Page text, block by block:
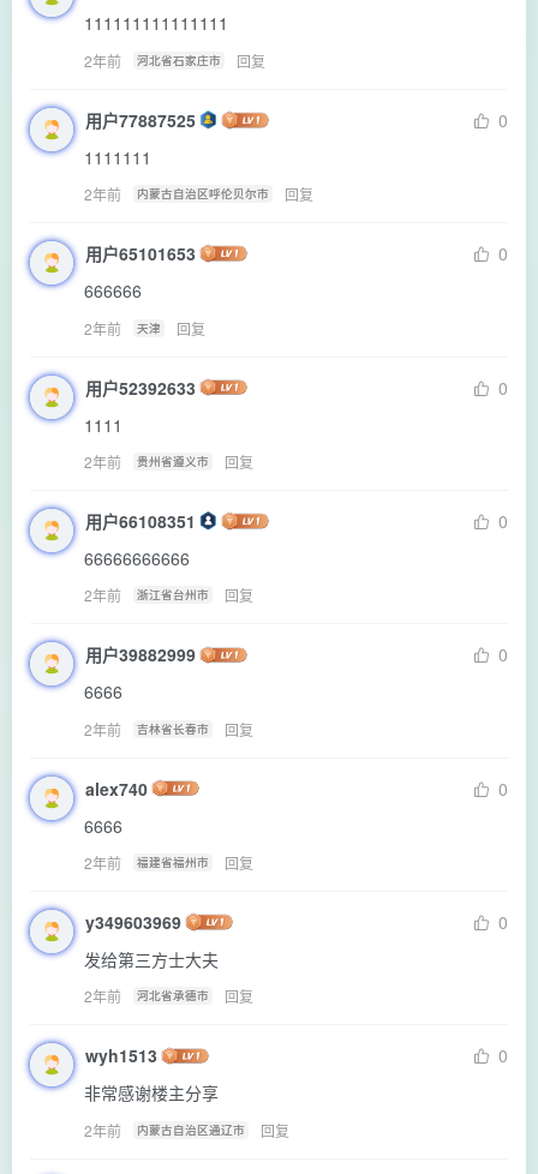
111111111111111
2年前 河北省石家庄市 回复
用户77887525
0
1111111
2年前 内蒙古自治区呼伦贝尔市 回复
用户65101653
0
666666
2年前 天津 回复
用户52392633
0
1111
2年前 贵州省遵义市 回复
用户66108351
0
66666666666
2年前 浙江省台州市 回复
用户39882999
0
6666
2年前 吉林省长春市 回复
alex740
0
6666
2年前 福建省福州市 回复
y349603969
0
发给第三方士大夫
2年前 河北省承德市 回复
wyh1513
0
非常感谢楼主分享
2年前 内蒙古自治区通辽市 回复